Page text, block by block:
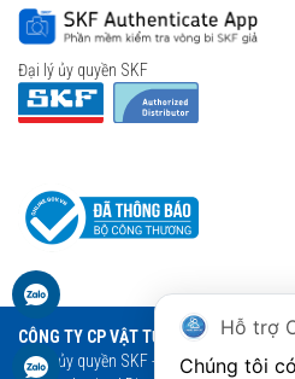
Đại lý ủy quyền SKF
CÔNG TY CP VẬT TƯ THƯƠNG MẠI
Đại lý ủy quyền SKF - Vòng bi Ngọc Anh
Hỗ trợ
Chúng tôi